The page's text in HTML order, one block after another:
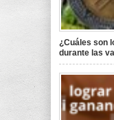
¿Cuáles son
durante las